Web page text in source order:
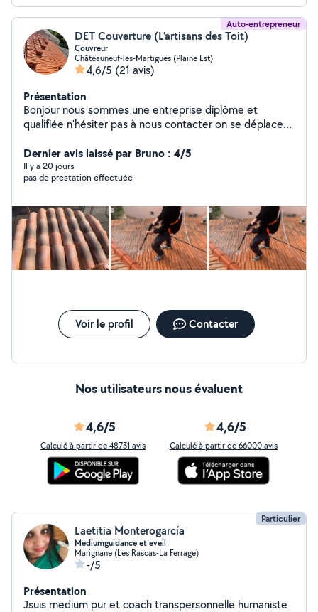
Auto-entrepreneur
DET Couverture (L’artisans des Toit)
Couvreur
Châteauneuf-les-Martigues (Plaine Est)
4,6/5 (21 avis)
Présentation
Bonjour nous sommes une entreprise diplôme et
qualifiée n'hésiter pas à nous contacter on se déplace
Devis GRATUIT Entreprise père & fils
Dernier avis laissé par Bruno : 4/5
Il y a 20 jours
pas de prestation effectuée
Voir le profil Contacter
Nos utilisateurs nous évaluent
4,6/5
Calculé à partir de 48731 avis
4,6/5
Calculé à partir de 66000 avis
Particulier
Laetitia Monterogarcía
Mediumguidance et eveil
Marignane (Les Rascas-La Ferrage)
-/5
Présentation
Jsuis medium pur et coach transpersonnelle humaniste